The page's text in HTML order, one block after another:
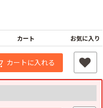
つよまる君 メッキ
釘
カート お気に入り
カートに入れる